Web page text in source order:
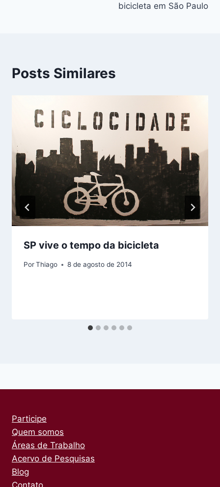
bicicleta em São Paulo
Posts Similares
SP vive o tempo da bicicleta
PorThiago 8 de agosto de 2014
Participe
Quem somos
Áreas de Trabalho
Acervo de Pesquisas
Blog
Contato